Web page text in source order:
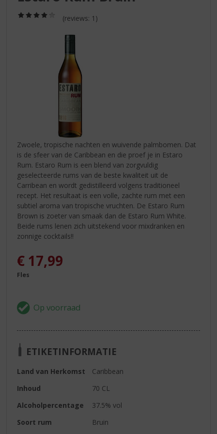
/
(reviews: 1)
Zwoele, tropische nachten en wuivende palmbomen. Dat
is de sfeer van de Caribbean en die proef je in Estaro
Rum. Estaro Rum is een blend van zorgvuldig
geselecteerde rums van de beste kwaliteit uit de
Carribean en wordt gedistilleerd volgens traditioneel
recept. Het resultaat is een volle, zachte rum met een
subtiel aroma van tropische vruchten. De Estaro Rum
Brown is zoeter van smaak dan de Estaro Rum White.
Beide rums lenen zich uitstekend voor mixdranken en
zonnige cocktails!!
€ 17,99
Fles
ETIKETINFORMATIE
Land van Herkomst
Caribbean
Inhoud
70 CL
Alcoholpercentage
37.5% vol
Soort rum
Bruin